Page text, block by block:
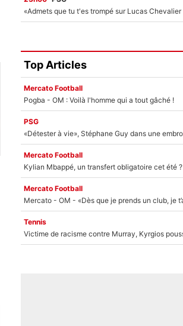
Top Articles
Mercato Football
Pogba - OM : Voilà l'homme qui a tout gâché !
PSG
Mercato Football
Kylian Mbappé, un transfert obligatoire cet été ?
Mercato Football
Tennis